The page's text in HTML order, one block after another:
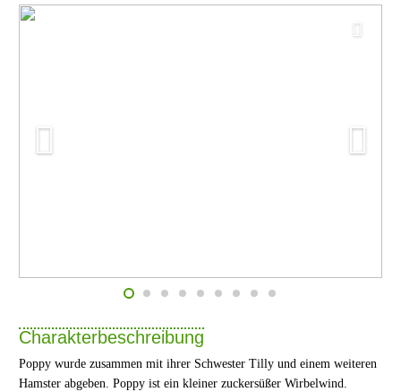
Charakterbeschreibung
Poppy wurde zusammen mit ihrer Schwester Tilly und einem weiteren
Hamster abgeben. Poppy ist ein kleiner zuckersüßer Wirbelwind.